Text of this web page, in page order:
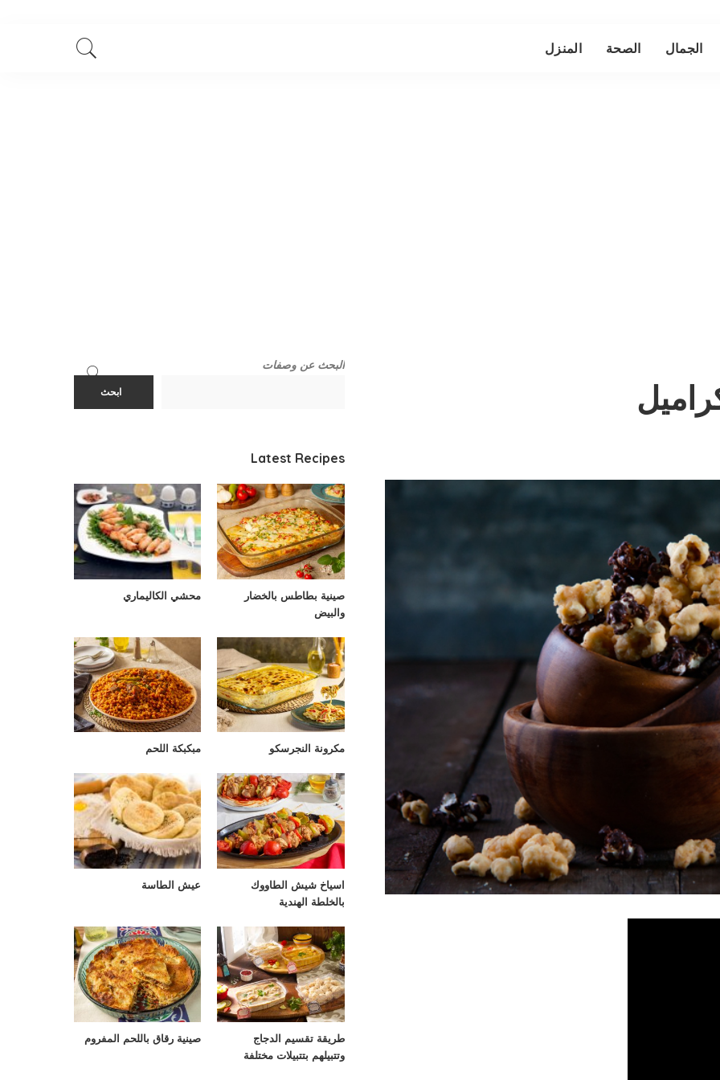
الجمال الصحة المنزل
البحث عن وصفات
ابحث
Latest Recipes
صينية بطاطس بالخضار
والبيض
محشي الكاليماري
مكرونة النجرسكو مبكبكة اللحم
اسياخ شيش الطاووك
بالخلطة الهندية
عيش الطاسة
طريقة تقسيم الدجاج
وتتبيلهم بتتبيلات مختلفة
صينية رقاق باللحم المفروم